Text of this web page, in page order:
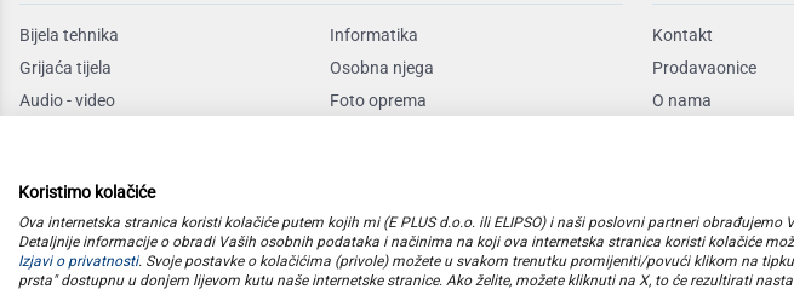
Bijela tehnika
Grijaća tijela
Audio - video
Posuđe
Informatika
Osobna njega
Foto oprema
Kontakt
Prodavaonice
O nama
E plus
Koristimo kolačiće
Ova internetska stranica koristi kolačiće putem kojih mi (E PLUS d.o.o. ili ELIPSO) i naši poslovni partneri obrađujemo
Detaljnije informacije o obradi Vaših osobnih podataka i načinima na koji ova internetska stranica koristi kolačiće
Izjavi o privatnosti. Svoje postavke o kolačićima (privole) možete u svakom trenutku promijeniti/povući klikom na
prsta" dostupnu u donjem lijevom kutu naše internetske stranice. Ako želite, možete kliknuti na X, to će rezultirati